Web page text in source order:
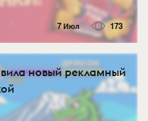
7 Июл 173
новый рекламный